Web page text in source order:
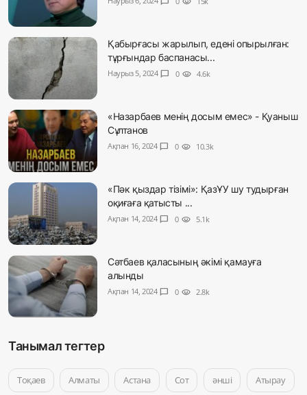
Қабырғасы жарылып, едені опырылған:
тұрғындар баспанасы...
Наурыз 5, 2024 chat_bubble 0 visibility 4.6k
«Назарбаев менің досым емес» - Қуаныш
Сұлтанов
Ақпан 16, 2024 chat_bubble 0 visibility 10.3k
«Пәк қыздар тізімі»: ҚазҰУ шу тудырған
оқиғаға қатысты ...
Ақпан 14, 2024 chat_bubble 0 visibility 5.1k
Сәтбаев қаласының әкімі қамауға
алынды
Ақпан 14, 2024 chat_bubble 0 visibility 2.8k
Танымал тегтер
Тоқаев Алматы Астана Сот әнші Атырау